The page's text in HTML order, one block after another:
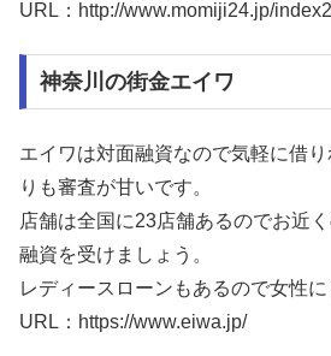
URL：http://www.momiji24.jp/
神奈川の街金エイワ
エイワは対面融資なので気軽に借
りも審査が甘いです。
店舗は全国に23店舗あるのでお近
融資を受けましょう。
レディースローンもあるので女性に
URL：https://www.eiwa.jp/